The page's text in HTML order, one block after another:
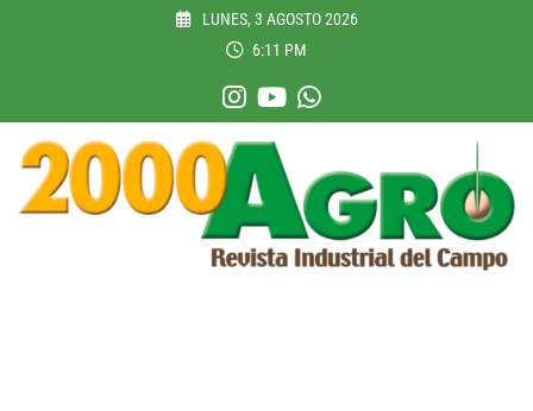
LUNES, 3 AGOSTO 2026
6:11 PM